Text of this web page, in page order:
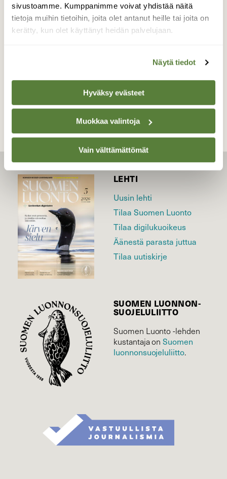
sivustoamme. Kumppanimme voivat yhdistää näitä
tietoja muihin tietoihin, joita olet antanut heille tai joita on
kerätty, kun olet käyttänyt heidän palvelujaan.
Näytä tiedot
Hyväksy evästeet
Muokkaa valintoja
Vain välttämättömät
Fasaaneilla juoksukilpailuja, kevään
kunniaksi.
TAKAISIN LISTAAN
LEHTI
Uusin lehti
Tilaa Suomen Luonto
Tilaa digilukuoikeus
Äänestä parasta juttua
Tilaa uutiskirje
SUOMEN LUONNON­
SUOJELU­LIITTO
Suomen Luonto -lehden
kustantaja onSuomen
luonnonsuojelu­liitto.